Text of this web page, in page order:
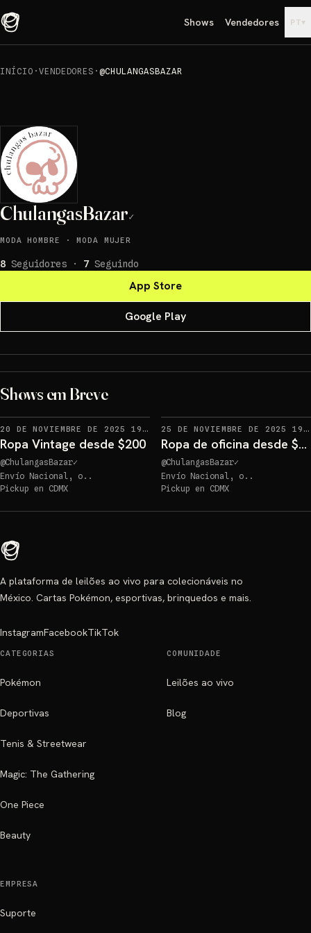
Shows Vendedores PT▾
INÍCIO · VENDEDORES ·@CHULANGASBAZAR
ChulangasBazar✓
MODA HOMBRE ·MODA MUJER
8 Seguidores · 7 Seguindo
App Store
Google Play
Shows em Breve
20 DE NOVIEMBRE DE 2025 19:00 · 1RECORDATORIOS
Ropa Vintage desde $200
@ChulangasBazar✓
Envío Nacional, o..
Pickup en CDMX
25 DE NOVIEMBRE DE 2025 19:00
Ropa de oficina desde $50!
@ChulangasBazar✓
Envío Nacional, o..
Pickup en CDMX
A plataforma de leilões ao vivo para colecionáveis no
México. Cartas Pokémon, esportivas, brinquedos e mais.
InstagramFacebookTikTok
CATEGORIAS
Pokémon
Deportivas
Tenis & Streetwear
Magic: The Gathering
One Piece
Beauty
COMUNIDADE
Leilões ao vivo
Blog
EMPRESA
Suporte